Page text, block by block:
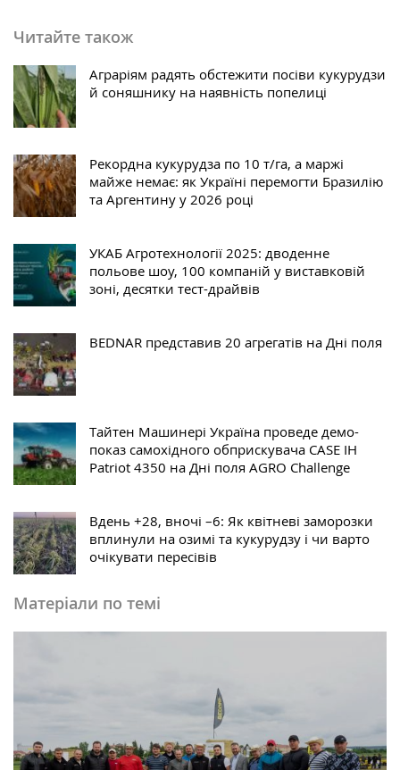
Читайте також
Аграріям радять обстежити посіви кукурудзи
й соняшнику на наявність попелиці
Рекордна кукурудза по 10 т/га, а маржі
майже немає: як Україні перемогти Бразилію
та Аргентину у 2026 році
УКАБ Агротехнології 2025: дводенне
польове шоу, 100 компаній у виставковій
зоні, десятки тест-драйвів
BEDNAR представив 20 агрегатів на Дні поля
Тайтен Машинері Україна проведе демо-
показ самохідного обприскувача CASE IH
Patriot 4350 на Дні поля AGRO Challenge
Вдень +28, вночі –6: Як квітневі заморозки
вплинули на озимі та кукурудзу і чи варто
очікувати пересівів
Матеріали по темі